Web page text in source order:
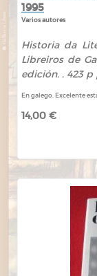
1995
Varios autores
Historia da
Libreiros de
edición. . 423 p
En galego. Excelente
14,00 €